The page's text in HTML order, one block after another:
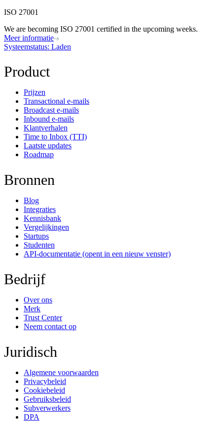
ISO 27001
We are becoming ISO 27001 certified in the upcoming weeks.
Meer informatie
Systeemstatus: Laden
Product
Prijzen
Transactional e-mails
Broadcast e-mails
Inbound e-mails
Klantverhalen
Time to Inbox (TTI)
Laatste updates
Roadmap
Bronnen
Blog
Integraties
Kennisbank
Vergelijkingen
Startups
Studenten
API-documentatie (opent in een nieuw venster)
Bedrijf
Over ons
Merk
Trust Center
Neem contact op
Juridisch
Algemene voorwaarden
Privacybeleid
Cookiebeleid
Gebruiksbeleid
Subverwerkers
DPA